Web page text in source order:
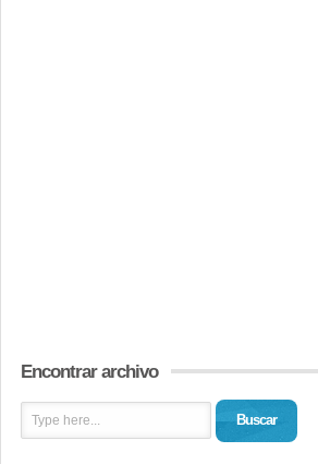
Encontrar archivo
Buscar